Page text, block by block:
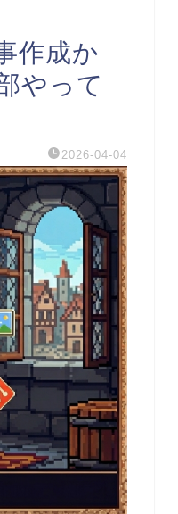
作成か
やって
2026-04-04